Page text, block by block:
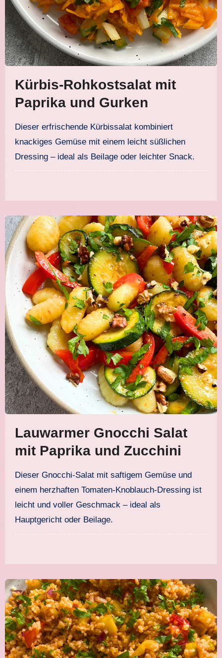
Kürbis-Rohkostsalat mit
Paprika und Gurken
Dieser erfrischende Kürbissalat kombiniert
knackiges Gemüse mit einem leicht süßlichen
Dressing – ideal als Beilage oder leichter Snack.
Lauwarmer Gnocchi Salat
mit Paprika und Zucchini
Dieser Gnocchi-Salat mit saftigem Gemüse und
einem herzhaften Tomaten-Knoblauch-Dressing ist
leicht und voller Geschmack – ideal als
Hauptgericht oder Beilage.